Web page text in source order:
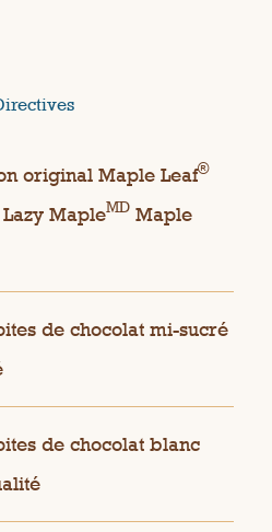
original Maple Leaf®
MapleMD Maple
de chocolat mi-sucré
de chocolat blanc